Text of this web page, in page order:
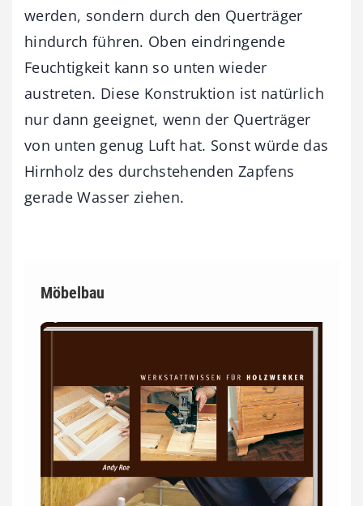
werden, sondern durch den Querträger
hindurch führen. Oben eindringende
Feuchtigkeit kann so unten wieder
austreten. Diese Konstruktion ist natürlich
nur dann geeignet, wenn der Querträger
von unten genug Luft hat. Sonst würde das
Hirnholz des durchstehenden Zapfens
gerade Wasser ziehen.
Möbelbau